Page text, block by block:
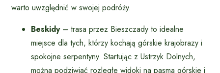
warto uwzględnić w swojej podróży.
Beskidy– trasa przez Bieszczady to idealne
miejsce dla tych, którzy kochają górskie krajobrazy i
spokojne serpentyny. Startując z Ustrzyk Dolnych,
można podziwiać rozległe widoki na pasma górskie i